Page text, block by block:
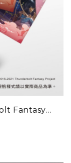
Fantasy
) (已完售)